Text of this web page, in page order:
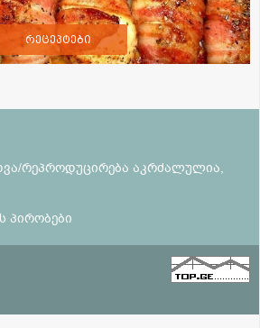
რეცეპტები
რეპროდუცირება აკრძალულია,
პირობები